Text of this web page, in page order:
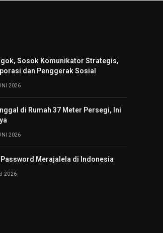
Sosok Komunikator Strategis,
dan Penggerak Sosial
2026
di Rumah 37 Meter Persegi, Ini
2026
Merajalela di Indonesia
2026